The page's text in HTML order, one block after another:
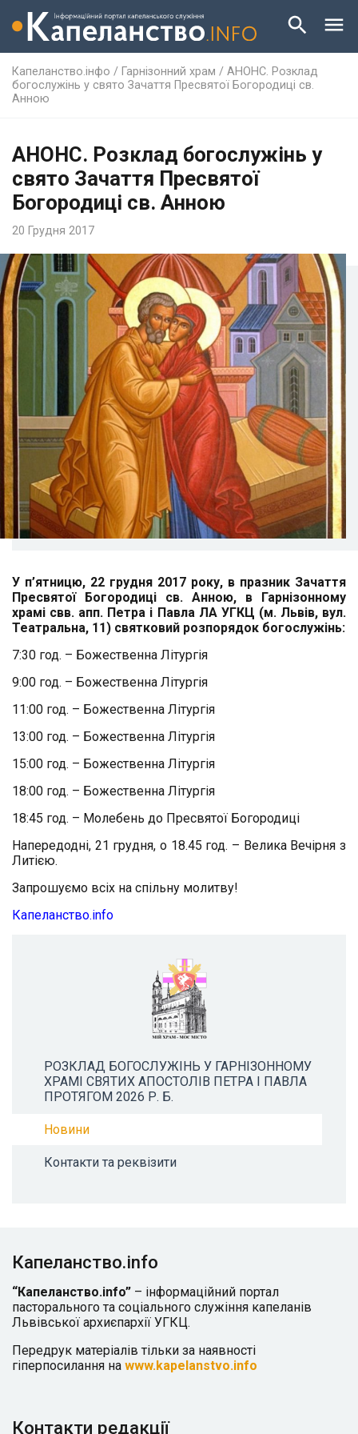
Капеланство.інфо / Гарнізонний храм / АНОНС. Розклад
богослужінь у свято Зачаття Пресвятої Богородиці св.
Анною
АНОНС. Розклад богослужінь у
свято Зачаття Пресвятої
Богородиці св. Анною
20 Грудня 2017
У п’ятницю, 22 грудня 2017 року, в празник Зачаття
Пресвятої Богородиці св. Анною, в Гарнізонному
храмі свв. апп. Петра і Павла ЛА УГКЦ (м. Львів, вул.
Театральна, 11) святковий розпорядок богослужінь:
7:30 год. – Божественна Літургія
9:00 год. – Божественна Літургія
11:00 год. – Божественна Літургія
13:00 год. – Божественна Літургія
15:00 год. – Божественна Літургія
18:00 год. – Божественна Літургія
18:45 год. – Молебень до Пресвятої Богородиці
Напередодні, 21 грудня, о 18.45 год. – Велика Вечірня з
Литією.
Запрошуємо всіх на спільну молитву!
Капеланство.info
РОЗКЛАД БОГОСЛУЖІНЬ У ГАРНІЗОННОМУ
ХРАМІ СВЯТИХ АПОСТОЛІВ ПЕТРА І ПАВЛА
ПРОТЯГОМ 2026 Р. Б.
Новини
Контакти та реквізити
Капеланство.info
“Капеланство.info” – інформаційний портал
пасторального та соціального служіння капеланів
Львівської архиєпархії УГКЦ.
Передрук матеріалів тільки за наявності
гіперпосилання на www.kapelanstvo.info
Контакти редакції